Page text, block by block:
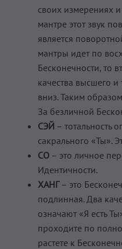
своих измерениях
мантре этот звук
является
мантры идет по
Бесконечности, то
качества высшего
вниз. Таким
За безличной
СЭЙ – тотальность
сакрального «Ты».
СО – это личное
Идентичности.
ХАНГ– это
подлинная. Два
означают «Я есть
проходите по
растете к